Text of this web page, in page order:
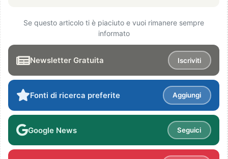
Se questo articolo ti è piaciuto e vuoi rimanere sempre
informato
Newsletter Gratuita Iscriviti
Fonti di ricerca preferite Aggiungi
Google News Seguici